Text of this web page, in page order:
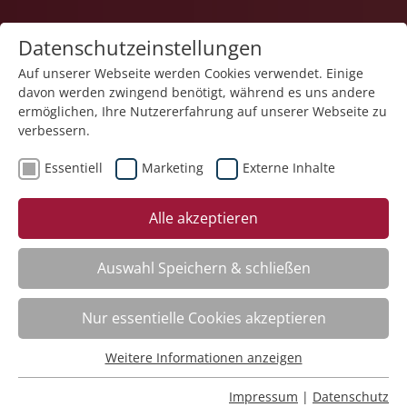
1
Veranstaltung "Kinästhetik in der Pflege –
Grundkurs" (Nr. 18) wurde in den Warenkorb
gelegt.
Fachbereich
ADHS. Aufmerksamkeitsdefizit-Hyperaktivitätsstörung
261101
Datenschutzeinstellungen
Auf unserer Webseite werden Cookies verwendet. Einige
davon werden zwingend benötigt, während es uns andere
ermöglichen, Ihre Nutzererfahrung auf unserer Webseite zu
verbessern.
Essentiell Marketing Externe Inhalte
Alle akzeptieren
Auswahl Speichern & schließen
Nur essentielle Cookies akzeptieren
Essentielle Cookies werden für grundlegende Funktionen
Weitere Informationen anzeigen
Impressum | Datenschutz